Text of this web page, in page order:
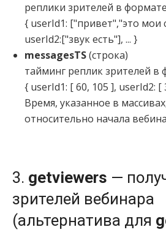
реплики зрителей в формате
{ userId1: ["привет","это мои
userId2:["звук есть"], ... }
messagesTS(строка)
тайминг реплик зрителей в
{ userId1: [ 60, 105 ], userId2: [
Время, указанное в
относительно начала
3. getviewers —
зрителей вебинара
(альтернатива для